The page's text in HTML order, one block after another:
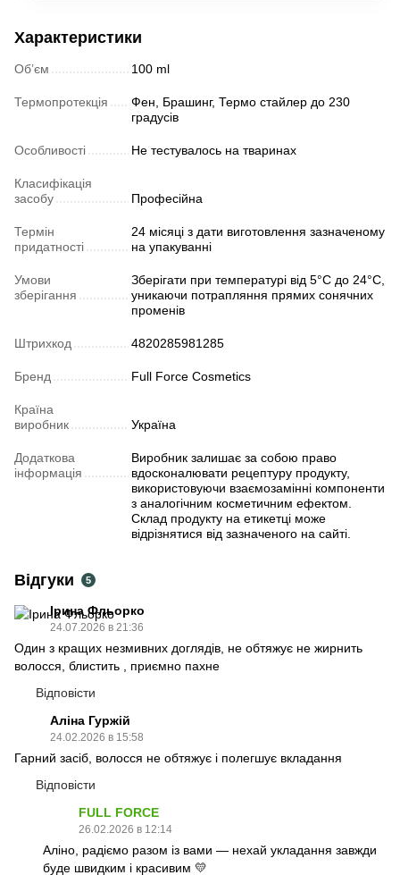
Характеристики
Обʼєм 100 ml
Термопротекція
Фен, Брашинг, Термо стайлер до 230
градусів
Особливості Не тестувалось на тваринах
Класифікація
засобу
Професійна
Термін
придатності
24 місяці з дати виготовлення зазначеному
на упакуванні
Умови
зберігання
Зберігати при температурі від 5°C до 24°C,
уникаючи потрапляння прямих сонячних
променів
Штрихкод 4820285981285
Бренд Full Force Cosmetics
Країна
виробник
Україна
Додаткова
інформація
Виробник залишає за собою право
вдосконалювати рецептуру продукту,
використовуючи взаємозамінні компоненти
з аналогічним косметичним ефектом.
Склад продукту на етикетці може
відрізнятися від зазначеного на сайті.
Відгуки 5
Ірина Фльорко
24.07.2026 в 21:36
Один з кращих незмивних доглядів, не обтяжує не жирнить
волосся, блистить , приємно пахне
Відповісти
Аліна Гуржій
24.02.2026 в 15:58
Гарний засіб, волосся не обтяжує і полегшує вкладання
Відповісти
FULL FORCE
26.02.2026 в 12:14
Аліно, радіємо разом із вами — нехай укладання завжди
буде швидким і красивим 💛